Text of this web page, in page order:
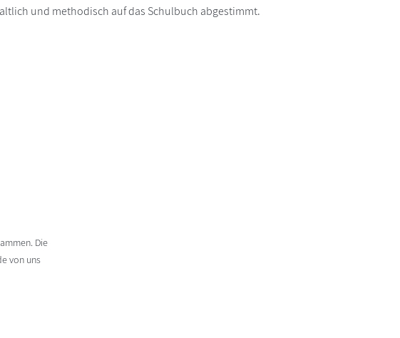
und methodisch auf das Schulbuch abgestimmt.
Die
von uns